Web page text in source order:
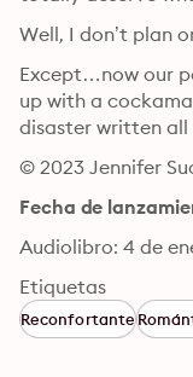
Well, I don’t plan
Except…now our
up with a
disaster written all
© 2023 Jennifer
Fecha de
Audiolibro: 4 de
Etiquetas
Reconfortante